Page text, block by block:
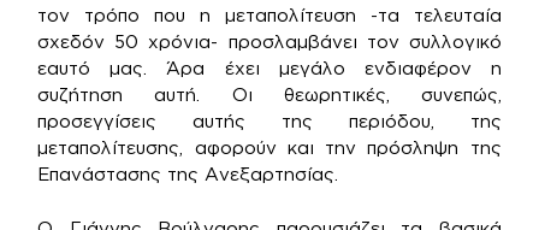
τον τρόπο που η μεταπολίτευση -τα τελευταία
σχεδόν 50 χρόνια- προσλαμβάνει τον συλλογικό
εαυτό μας. Άρα έχει μεγάλο ενδιαφέρον η
συζήτηση αυτή. Οι θεωρητικές, συνεπώς,
προσεγγίσεις αυτής της περιόδου, της
μεταπολίτευσης, αφορούν και την πρόσληψη της
Επανάστασης της Ανεξαρτησίας.